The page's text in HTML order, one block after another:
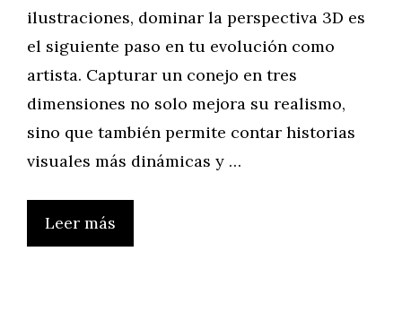
ilustraciones, dominar la perspectiva 3D es
el siguiente paso en tu evolución como
artista. Capturar un conejo en tres
dimensiones no solo mejora su realismo,
sino que también permite contar historias
visuales más dinámicas y …
Leer más